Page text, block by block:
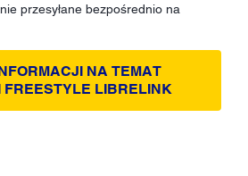
przesyłane bezpośrednio na
NA TEMAT
LIBRELINK